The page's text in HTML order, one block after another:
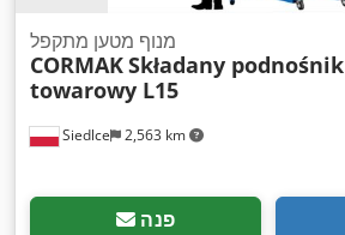
Siedlce 2,563 km
מנוף מטען מתקפל
CORMAKSkładany podnośnik
towarowy L15
פנה